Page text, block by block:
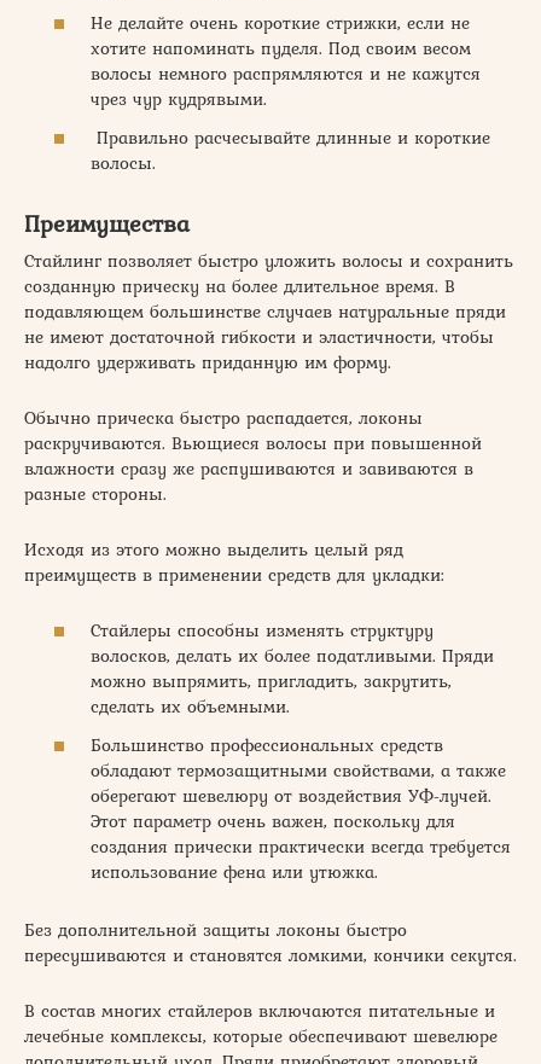
Не делайте очень короткие стрижки, если не
хотите напоминать пуделя. Под своим весом
волосы немного распрямляются и не кажутся
чрез чур кудрявыми.
Правильно расчесывайте длинные и короткие
волосы.
Преимущества
Стайлинг позволяет быстро уложить волосы и сохранить
созданную прическу на более длительное время. В
подавляющем большинстве случаев натуральные пряди
не имеют достаточной гибкости и эластичности, чтобы
надолго удерживать приданную им форму.
Обычно прическа быстро распадается, локоны
раскручиваются. Вьющиеся волосы при повышенной
влажности сразу же распушиваются и завиваются в
разные стороны.
Исходя из этого можно выделить целый ряд
преимуществ в применении средств для укладки:
Стайлеры способны изменять структуру
волосков, делать их более податливыми. Пряди
можно выпрямить, пригладить, закрутить,
сделать их объемными.
Большинство профессиональных средств
обладают термозащитными свойствами, а также
оберегают шевелюру от воздействия УФ-лучей.
Этот параметр очень важен, поскольку для
создания прически практически всегда требуется
использование фена или утюжка.
Без дополнительной защиты локоны быстро
пересушиваются и становятся ломкими, кончики секутся.
В состав многих стайлеров включаются питательные и
лечебные комплексы, которые обеспечивают шевелюре